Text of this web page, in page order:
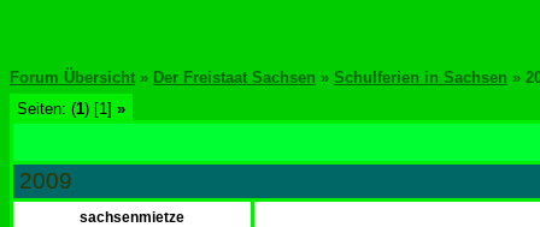
Forum Übersicht » Der Freistaat Sachsen » Schulferien in Sachsen »
Seiten: (1) [1] »
2009
sachsenmietze